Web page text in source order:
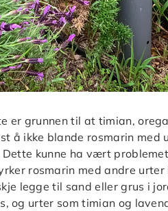
er grunnen til at timian,
å ikke blande rosmarin med
kunne ha vært
rosmarin med andre
legge til sand eller grus i
og urter som timian og